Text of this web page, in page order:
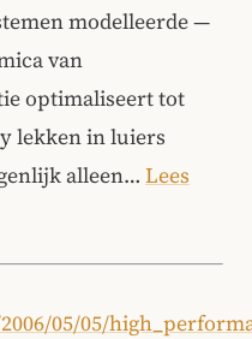
modelleerde —
van
optimaliseert tot
lekken in luiers
alleen… Lees
05/05/